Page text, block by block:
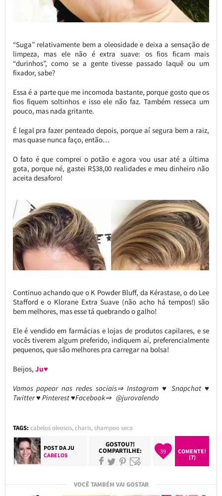
“Suga” relativamente bem a oleosidade e deixa a sensação de
limpeza, mas ele não é extra suave: os fios ficam mais
“durinhos”, como se a gente tivesse passado laquê ou um
fixador, sabe?
Essa é a parte que me incomoda bastante, porque gosto que os
fios fiquem soltinhos e isso ele não faz. Também resseca um
pouco, mas nada gritante.
É legal pra fazer penteado depois, porque aí segura bem a raiz,
mas quase nunca faço, então…
O fato é que comprei o potão e agora vou usar até a última
gota, porque né, gastei R$38,00 realidades e meu dinheiro não
aceita desaforo!
Continuo achando que o K Powder Bluff, da Kérastase, o do Lee
Stafford e o Klorane Extra Suave (não acho há tempos!) são
bem melhores, mas esse tá quebrando o galho!
Ele é vendido em farmácias e lojas de produtos capilares, e se
vocês tiverem algum preferido, indiquem aí, preferencialmente
pequenos, que são melhores pra carregar na bolsa!
Beijos, Ju♥
Vamos papear nas redes sociais⇒ Instagram ♥ Snapchat ♥
Twitter ♥ Pinterest ♥Facebook⇒ @jurovalendo
TAGS: cabelos oleosos,charis,shampoo seco
POST DAJU
CABELOS
GOSTOU?!
COMPARTILHE: 39
COMENTE!
(7)
VOCÊ TAMBÉM VAI GOSTAR